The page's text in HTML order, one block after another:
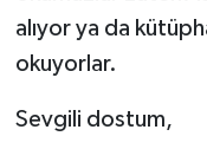
alıyor ya da
okuyorlar.
Sevgili dostum,